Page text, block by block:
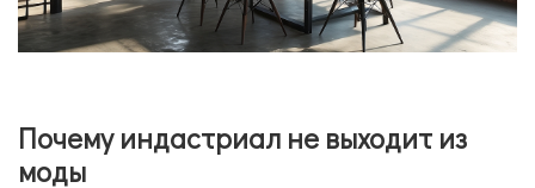
Почему индастриал не выходит из
моды